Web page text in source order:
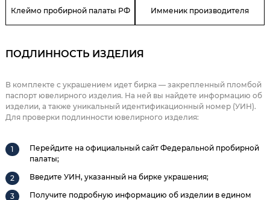
Клеймо пробирной палаты РФ Имменик производителя
ПОДЛИННОСТЬ ИЗДЕЛИЯ
В комплекте с украшением идет бирка — закрепленный пломбой
паспорт ювелирного изделия. На ней вы найдете информацию об
изделии, а также уникальный идентификационный номер (УИН).
Для проверки подлинности ювелирного изделия:
Перейдите на официальный сайт Федеральной пробирной
палаты;
Введите УИН, указанный на бирке украшения;
Получите подробную информацию об изделии в едином